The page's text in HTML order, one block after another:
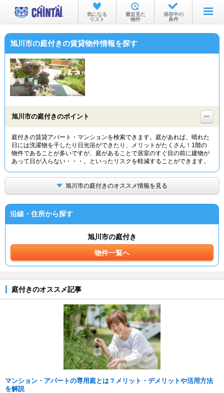
お部屋を探す
沿線・駅から
物件特集から
TOP
気になる
リスト
最近見た
物件
保存中の
条件
旭川市の庭付きの賃貸物件情報を探す
旭川市の庭付きのポイント
庭付きの賃貸アパート・マンションを検索できます。庭があれば、晴れた
日には洗濯物を干したり日光浴ができたり、メリットがたくさん！1階の
物件であることが多いですが、庭があることで居室のすぐ目の前に建物が
あって日が入らない・・・。といったリスクを軽減することができます。
旭川市の庭付きのオススメ情報を見る
沿線・住所から探す
旭川市の庭付き
物件一覧へ
庭付きのオススメ記事
マンション・アパートの専用庭とは？メリット・デメリットや活用方法
を解説